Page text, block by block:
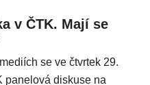
v ČTK. Mají se
se ve čtvrtek 29.
panelová diskuse na